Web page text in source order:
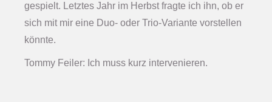
gespielt. Letztes Jahr im Herbst fragte ich ihn, ob er
sich mit mir eine Duo- oder Trio-Variante vorstellen
könnte.
Tommy Feiler: Ich muss kurz intervenieren.